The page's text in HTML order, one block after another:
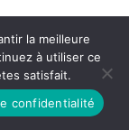
la meilleure
à utiliser ce
satisfait.
confidentialité